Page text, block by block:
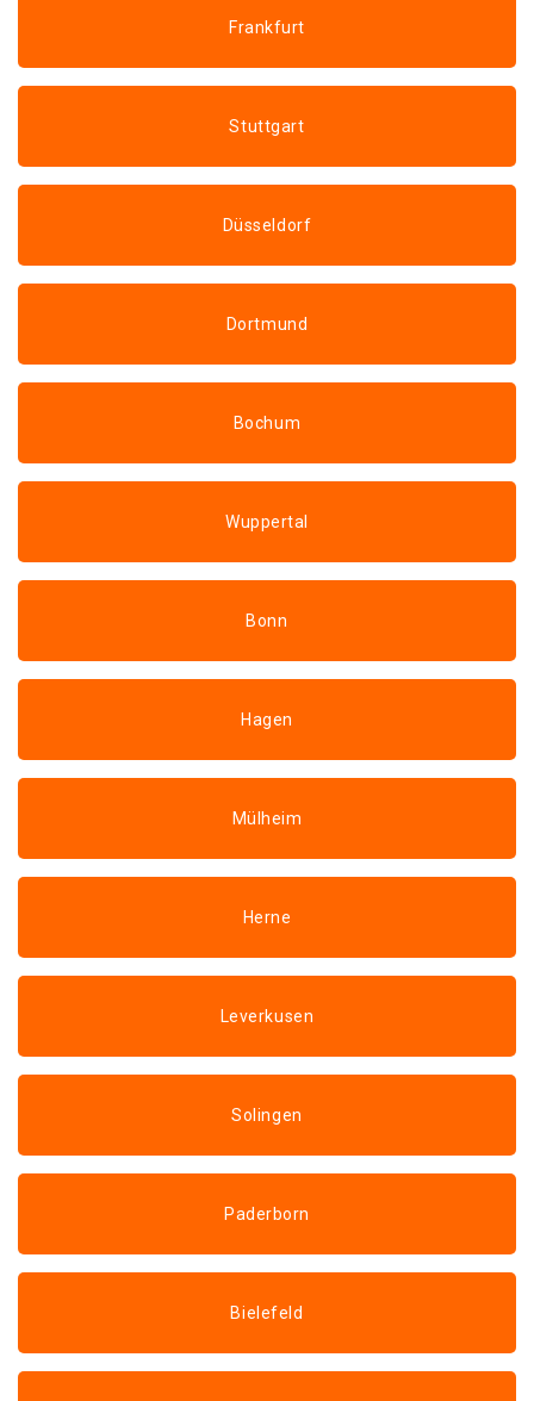
Frankfurt
Stuttgart
Düsseldorf
Dortmund
Bochum
Wuppertal
Bonn
Hagen
Mülheim
Herne
Leverkusen
Solingen
Paderborn
Bielefeld